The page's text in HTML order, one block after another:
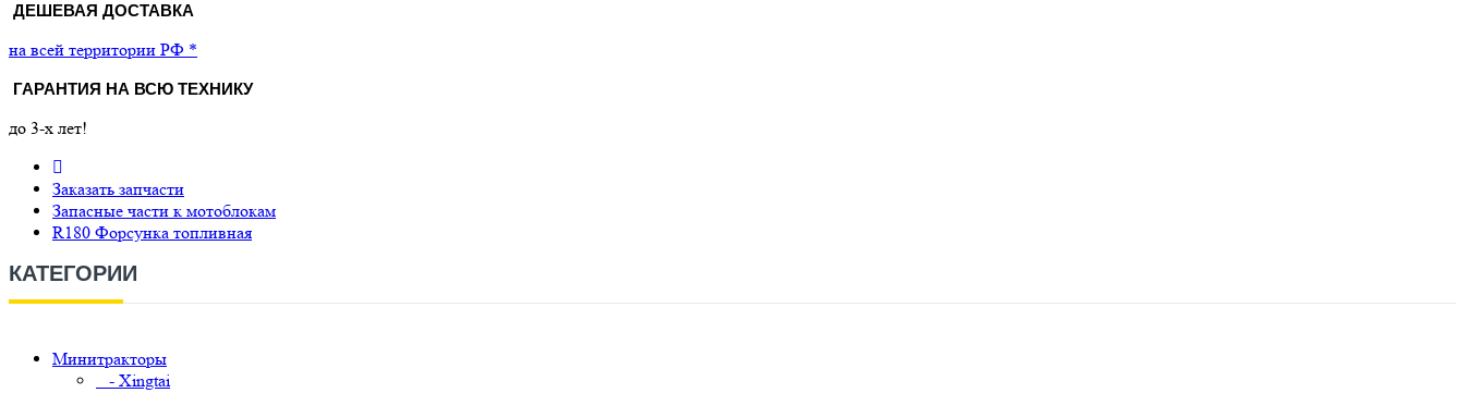
ДЕШЕВАЯ ДОСТАВКА
на всей территории РФ *
ГАРАНТИЯ НА ВСЮ ТЕХНИКУ
до 3-х лет!
Заказать запчасти
Запасные части к мотоблокам
R180 Форсунка топливная
КАТЕГОРИИ
Минитракторы
- Xingtai